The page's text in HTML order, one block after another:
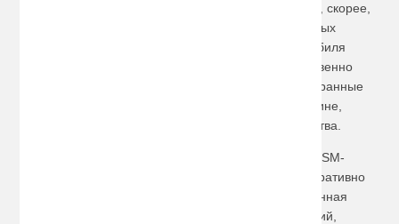
просто средство для передвижения, он необходим, скорее,
для души и престижа. Впрочем, стоимость отдельных
экземпляров значительно превышает цену автомобиля
среднего класса, а защищенность от угона существенно
ниже. Для решения подобной задачи надежные охранные
системы, приобретенные в нашем интернет-магазине,
обеспечат сохранность вашего движимого имущества.
Скрытая установка базового блока, оснащенного GSM-
модулем с независимым питанием, позволяет оперативно
установить местонахождение мотоцикла. Современная
сигнализация имеет массу дополнительных функций,